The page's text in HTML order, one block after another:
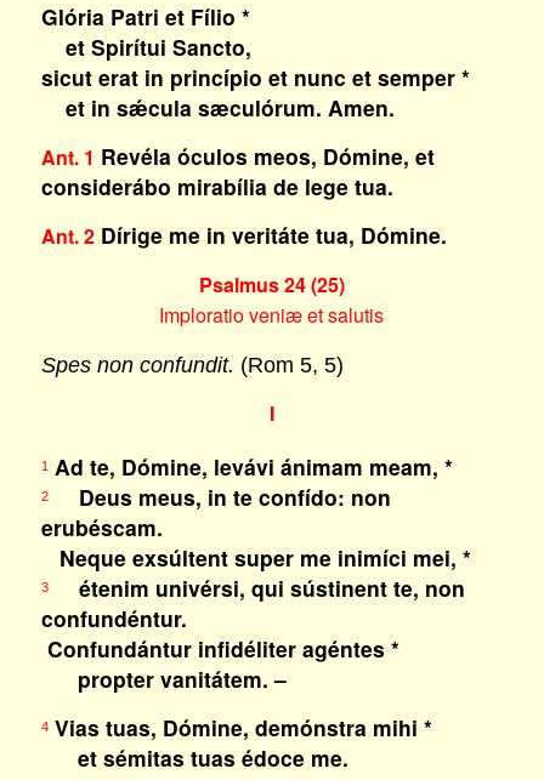
Glória Patri et Fílio *
et Spirítui Sancto,
sicut erat in princípio et nunc et semper *
et in sǽcula sæculórum. Amen.
Ant. 1 Revéla óculos meos, Dómine, et
considerábo mirabília de lege tua.
Ant. 2Dírige me in veritáte tua, Dómine.
Psalmus 24 (25)
Imploratio veniæ et salutis
Spes non confundit. (Rom 5, 5)
I
1Ad te, Dómine, levávi ánimam meam, *
2Deus meus, in te confído: non
erubéscam.
Neque exsúltent super me inimíci mei, *
3étenim univérsi, qui sústinent te, non
confundéntur.
Confundántur infidéliter agéntes *
propter vanitátem. –
4Vias tuas, Dómine, demónstra mihi *
et sémitas tuas édoce me.